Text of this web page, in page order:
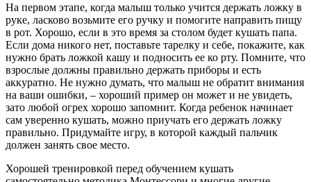
На первом этапе, когда малыш только учится держать ложку в
руке, ласково возьмите его ручку и помогите направить пищу
в рот. Хорошо, если в это время за столом будет кушать папа.
Если дома никого нет, поставьте тарелку и себе, покажите, как
нужно брать ложкой кашу и подносить ее ко рту. Помните, что
взрослые должны правильно держать приборы и есть
аккуратно. Не нужно думать, что малыш не обратит внимания
на ваши ошибки, – хороший пример он может и не увидеть,
зато любой огрех хорошо запомнит. Когда ребенок начинает
сам уверенно кушать, можно приучать его держать ложку
правильно. Придумайте игру, в которой каждый пальчик
должен занять свое место.
Хорошей тренировкой перед обучением кушать